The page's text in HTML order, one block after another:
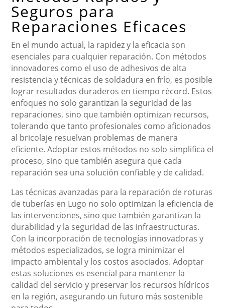
Seguros para
Reparaciones Eficaces
En el mundo actual, la rapidez y la eficacia son
esenciales para cualquier reparación. Con métodos
innovadores como el uso de adhesivos de alta
resistencia y técnicas de soldadura en frío, es posible
lograr resultados duraderos en tiempo récord. Estos
enfoques no solo garantizan la seguridad de las
reparaciones, sino que también optimizan recursos,
tolerando que tanto profesionales como aficionados
al bricolaje resuelvan problemas de manera
eficiente. Adoptar estos métodos no solo simplifica el
proceso, sino que también asegura que cada
reparación sea una solución confiable y de calidad.
Las técnicas avanzadas para la reparación de roturas
de tuberías en Lugo no solo optimizan la eficiencia de
las intervenciones, sino que también garantizan la
durabilidad y la seguridad de las infraestructuras.
Con la incorporación de tecnologías innovadoras y
métodos especializados, se logra minimizar el
impacto ambiental y los costos asociados. Adoptar
estas soluciones es esencial para mantener la
calidad del servicio y preservar los recursos hídricos
en la región, asegurando un futuro más sostenible